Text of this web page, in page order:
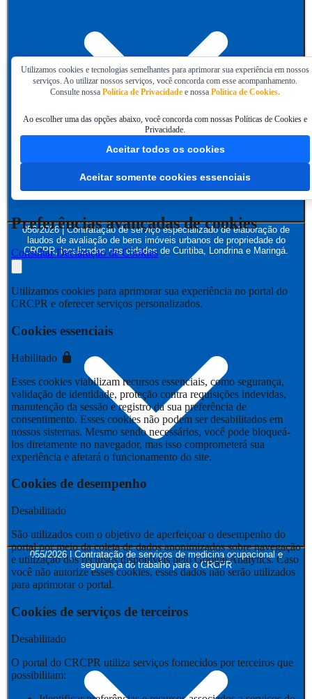
056/2026 | Contratação de serviço especializado de elaboração de
laudos de avaliação de bens imóveis urbanos de propriedade do
CRCPR, localizados nas cidades de Curitiba, Londrina e Maringá.
055/2026 | Contratação de serviços de medicina ocupacional e
segurança do trabalho para o CRCPR
Utilizamos cookies e tecnologias semelhantes para aprimorar sua experiência em nossos
serviços. Ao utilizar nossos serviços, você concorda com esse acompanhamento.
Consulte nossa Política de Privacidade e nossa Política de Cookies.
Ao escolher uma das opções abaixo, você concorda com nossas Políticas de Cookies e
Privacidade.
Aceitar todos os cookies
Aceitar somente cookies essenciais
Preferências avançadas de cookies
Consultar Declaração de Cookies
Utilizamos cookies para aprimorar sua experiência no portal do
CRCPR e oferecer serviços personalizados.
Cookies essenciais
Habilitado
Esses cookies viabilizam recursos essenciais, como segurança,
validação de identidade, proteção contra requisições indevidas,
manutenção da sessão e registro da sua preferência de
consentimento. Esses cookies não podem ser desabilitados em
nossos sistemas. Mesmo sendo necessários, você pode bloqueá-
los diretamente no navegador, mas isso comprometerá sua
experiência e afetará o funcionamento do site.
Cookies de desempenho
Desabilitado
São utilizados com o objetivo de aperfeiçoar o desempenho do
portal por meio da coleta de dados anonimizados sobre navegação
e utilização dos recursos disponíveis pelo Google Analytics. Caso
você não autorize esses cookies, esses dados não serão utilizados
para aprimorar o portal.
Cookies de serviços de terceiros
Desabilitado
O portal do CRCPR utiliza serviços fornecidos por terceiros que
possibilitam: